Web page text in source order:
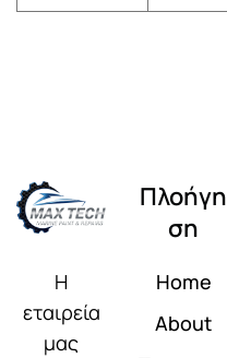
Η
εταιρεία
μας
Πλοήγη
ση
Home
About